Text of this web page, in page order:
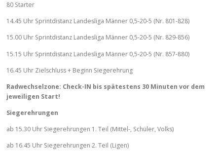
80 Starter
14.45 Uhr Sprintdistanz Landesliga Männer 0,5-20-5 (Nr. 801-828)
15.00 Uhr Sprintdistanz Landesliga Männer 0,5-20-5 (Nr. 829-856)
15.15 Uhr Sprintdistanz Landesliga Männer 0,5-20-5 (Nr. 857-880)
16.45 Uhr Zielschluss + Beginn Siegerehrung
Radwechselzone: Check-IN bis spätestens 30 Minuten vor dem
jeweiligen Start!
Siegerehrungen
ab 15.30 Uhr Siegerehrungen 1. Teil (Mittel-, Schüler, Volks)
ab 16.45 Uhr Siegerehrungen 2. Teil (Ligen)